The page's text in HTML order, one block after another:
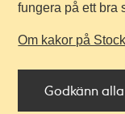
fungera på ett bra
Om kakor på
Godkänn